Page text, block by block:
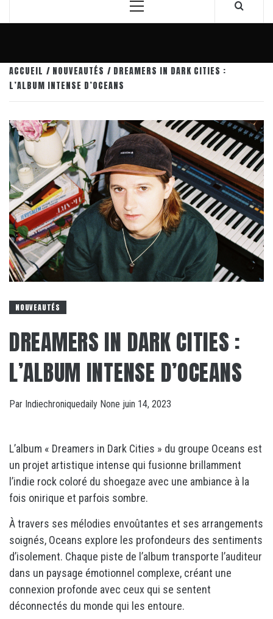
Menu
ACCUEIL NOUVEAUTÉS
DREAMERS IN DARK CITIES :
L’ALBUM INTENSE D’OCEANS
NOUVEAUTÉS
DREAMERS IN DARK CITIES :
L’ALBUM INTENSE D’OCEANS
Par Indiechroniquedaily None juin 14, 2023
L’album « Dreamers in Dark Cities » du groupe Oceans est
un projet artistique intense qui fusionne brillamment
l’indie rock coloré du shoegaze avec une ambiance à la
fois onirique et parfois sombre.
À travers ses mélodies envoûtantes et ses arrangements
soignés, Oceans explore les profondeurs des sentiments
d’isolement. Chaque piste de l’album transporte l’auditeur
dans un paysage émotionnel complexe, créant une
connexion profonde avec ceux qui se sentent
déconnectés du monde qui les entoure.